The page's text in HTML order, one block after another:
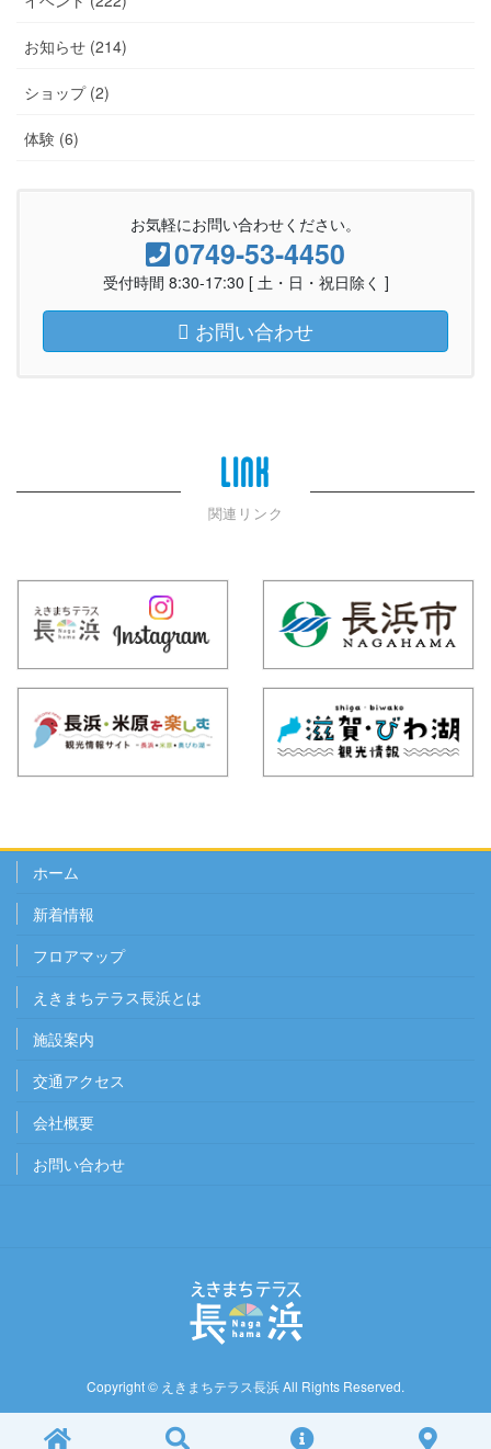
お知らせ (214)
ショップ (2)
体験 (6)
お気軽にお問い合わせください。
0749-53-4450
受付時間 8:30-17:30 [ 土・日・祝日除く ]
お問い合わせ
LINK
関連リンク
ホーム
新着情報
フロアマップ
えきまちテラス長浜とは
施設案内
交通アクセス
会社概要
お問い合わせ
Copyright © えきまちテラス長浜All Rights Reserved.